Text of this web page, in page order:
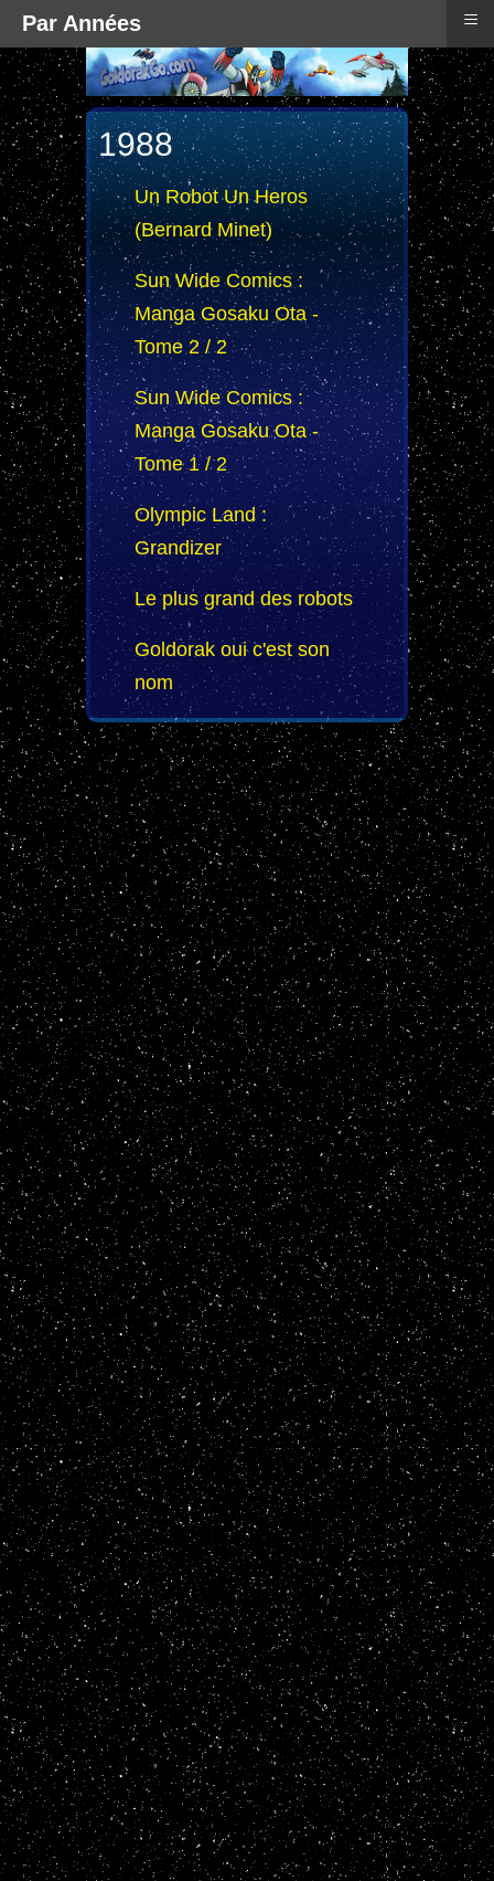
1988
Un Robot Un Heros
(Bernard Minet)
Sun Wide Comics :
Manga Gosaku Ota -
Tome 2 / 2
Sun Wide Comics :
Manga Gosaku Ota -
Tome 1 / 2
Olympic Land :
Grandizer
Le plus grand des robots
Goldorak oui c'est son
nom
Par Années ≡